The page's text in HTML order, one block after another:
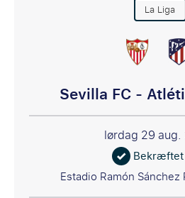
La Liga
Sevilla FC -
lørdag 29 aug.
Bekræftet
Estadio Ramón